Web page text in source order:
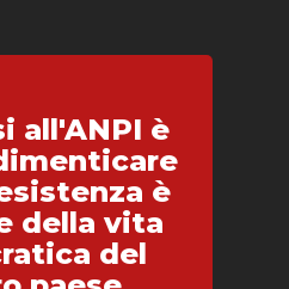
all'ANPI è
è
della vita
del